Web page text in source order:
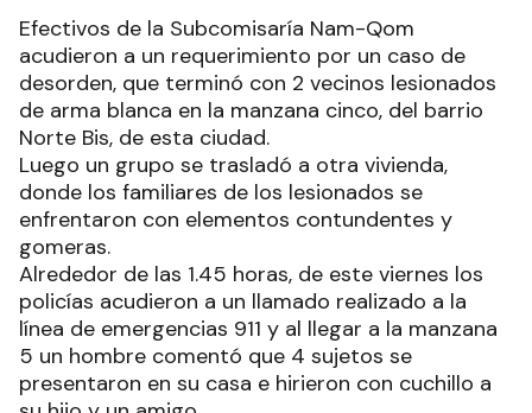
Efectivos de la Subcomisaría Nam-Qom
acudieron a un requerimiento por un caso de
desorden, que terminó con 2 vecinos lesionados
de arma blanca en la manzana cinco, del barrio
Norte Bis, de esta ciudad.
Luego un grupo se trasladó a otra vivienda,
donde los familiares de los lesionados se
enfrentaron con elementos contundentes y
gomeras.
Alrededor de las 1.45 horas, de este viernes los
policías acudieron a un llamado realizado a la
línea de emergencias 911 y al llegar a la manzana
5 un hombre comentó que 4 sujetos se
presentaron en su casa e hirieron con cuchillo a